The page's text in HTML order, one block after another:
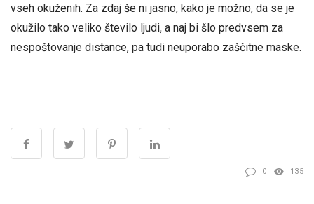
vseh okuženih. Za zdaj še ni jasno, kako je možno, da se je
okužilo tako veliko število ljudi, a naj bi šlo predvsem za
nespoštovanje distance, pa tudi neuporabo zaščitne maske.
0 135